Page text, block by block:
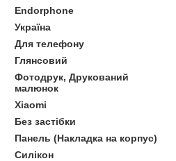
Endorphone
Україна
Для телефону
Глянсовий
Фотодрук, Друкований
малюнок
Xiaomi
Без застібки
Панель (Накладка на корпус)
Силікон